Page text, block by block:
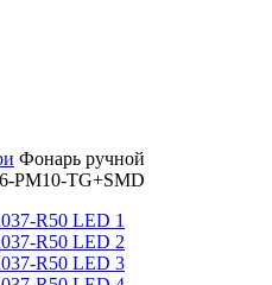
Фонарь ручной
PM10-TG+SMD